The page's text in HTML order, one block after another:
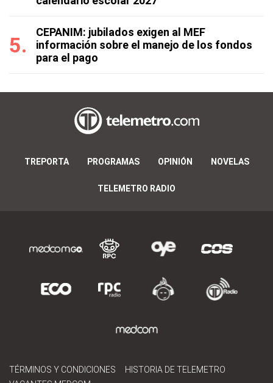
CEPANIM: jubilados exigen al MEF
información sobre el manejo de los fondos
para el pago
TREPORTA PROGRAMAS OPINIÓN NOVELAS
TELEMETRO RADIO
TÉRMINOS Y CONDICIONES
HISTORIA DE TELEMETRO